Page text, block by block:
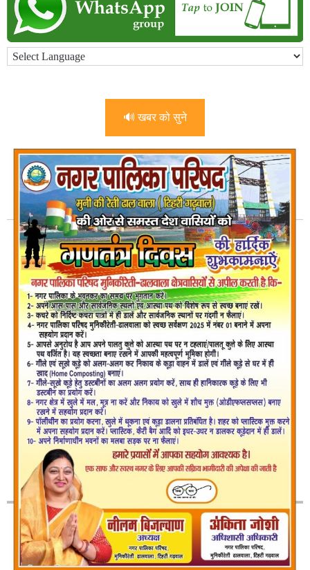
🔊 खबर को सुने